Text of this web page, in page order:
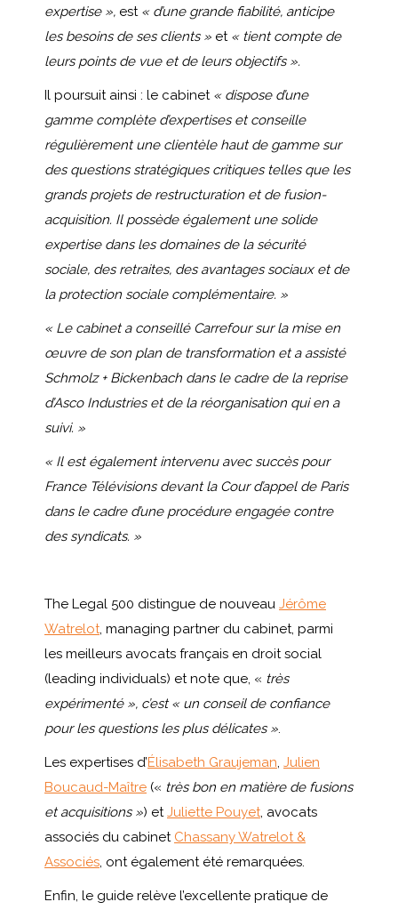
expertise », est« d’une grande fiabilité, anticipe
les besoins de ses clients » et« tient compte de
leurs points de vue et de leurs objectifs ».
Il poursuit ainsi : le cabinet « dispose d’une
gamme complète d’expertises et conseille
régulièrement une clientèle haut de gamme sur
des questions stratégiques critiques telles que les
grands projets de restructuration et de fusion-
acquisition. Il possède également une solide
expertise dans les domaines de la sécurité
sociale, des retraites, des avantages sociaux et de
la protection sociale complémentaire. »
« Le cabinet a conseillé Carrefour sur la mise en
œuvre de son plan de transformation et a assisté
Schmolz + Bickenbach dans le cadre de la reprise
d’Asco Industries et de la réorganisation qui en a
suivi. »
« Il est également intervenu avec succès pour
France Télévisions devant la Cour d’appel de Paris
dans le cadre d’une procédure engagée contre
des syndicats. »
The Legal 500 distingue de nouveau Jérôme
Watrelot, managing partner du cabinet, parmi
les meilleurs avocats français en droit social
(leading individuals) et note que, « très
expérimenté », c’est « un conseil de confiance
pour les questions les plus délicates ».
Les expertises d’Élisabeth Graujeman, Julien
Boucaud-Maître (« très bon en matière de fusions
et acquisitions ») etJuliette Pouyet, avocats
associés du cabinet Chassany Watrelot &
Associés, ont également été remarquées.
Enfin, le guide relève l’excellente pratique de